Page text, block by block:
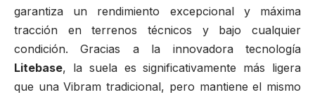
garantiza un rendimiento excepcional y máxima
tracción en terrenos técnicos y bajo cualquier
condición. Gracias a la innovadora tecnología
Litebase, la suela es significativamente más ligera
que unaVibram tradicional, pero mantiene el mismo